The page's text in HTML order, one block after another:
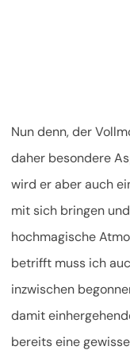
Nun denn, der
daher besondere
wird er aber auch
mit sich bringen
hochmagische
betrifft muss ich
inzwischen
damit
bereits eine